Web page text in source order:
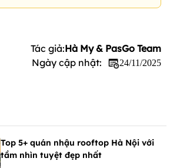
Tác giả:Hà My & PasGo Team
Ngày cập nhật:
24/11/2025
Top 5+ quán nhậu rooftop Hà Nội với
tầm nhìn tuyệt đẹp nhất